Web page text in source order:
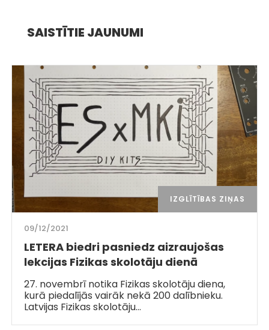
SAISTĪTIE JAUNUMI
IZGLĪTĪBAS ZIŅAS
09/12/2021
LETERA biedri pasniedz aizraujošas
lekcijas Fizikas skolotāju dienā
27. novembrī notika Fizikas skolotāju diena,
kurā piedalījās vairāk nekā 200 dalībnieku.
Latvijas Fizikas skolotāju…